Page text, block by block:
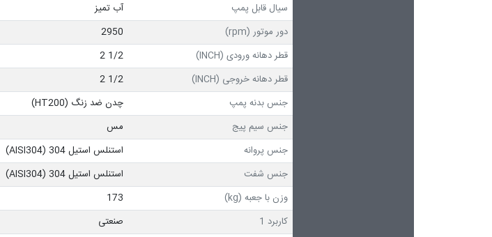
سیال قابل پمپ
آب تمیز
دور موتور (rpm)
2950
قطر دهانه ورودی (INCH)
1/2 2
قطر دهانه خروجی (INCH)
1/2 2
جنس بدنه پمپ
چدن ضد زنگ (HT200)
جنس سیم پیج
مس
جنس پروانه
استنلس استیل 304 (AISI304)
جنس شفت
استنلس استیل 304 (AISI304)
وزن با جعبه (kg)
173
کاربرد 1
صنعتی